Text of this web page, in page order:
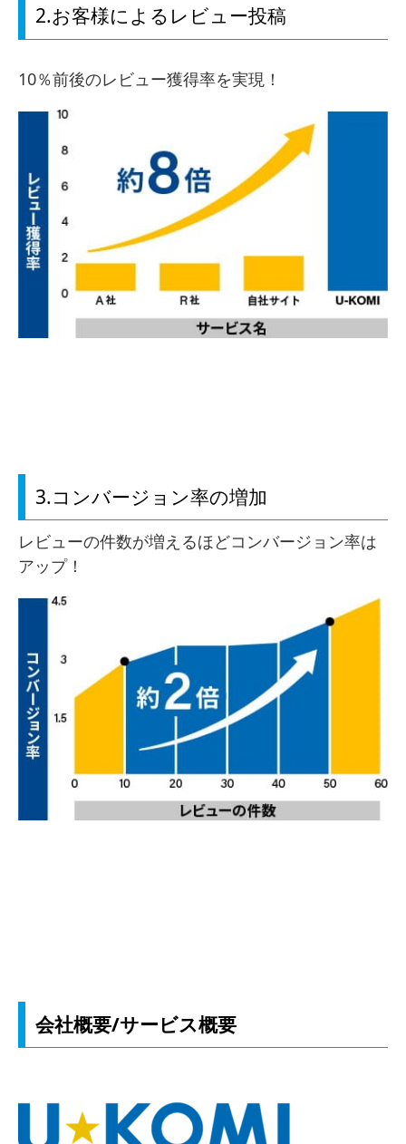
2.お客様によるレビュー投稿
10％前後のレビュー獲得率を実現！
3.コンバージョン率の増加
レビューの件数が増えるほどコンバージョン率は
アップ！
会社概要/サービス概要